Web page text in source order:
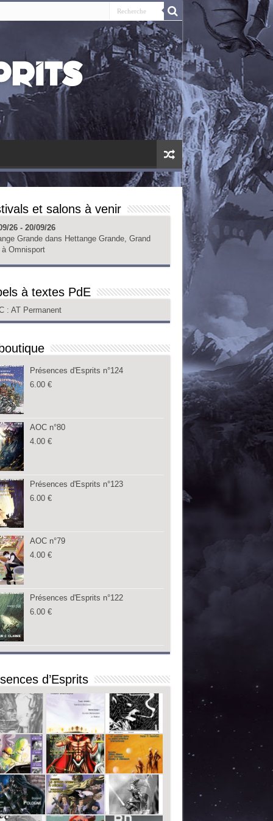
et salons à venir
26 - 20/09/26
Grande dans Hettange Grande, Grand
à Omnisport
à textes PdE
: AT Permanent
Présences d'Esprits n°124
6.00 €
AOC n°80
4.00 €
Présences d'Esprits n°123
6.00 €
AOC n°79
4.00 €
Présences d'Esprits n°122
6.00 €
d’Esprits